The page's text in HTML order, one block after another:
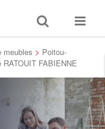
Toggle
search
Toggle
meubles > Poitou-
RATOUIT FABIENNE